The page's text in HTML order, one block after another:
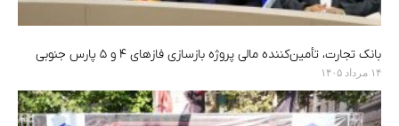
بانک تجارت، تأمین‌کننده مالی پروژه بازسازی فازهای ۴ و ۵ پارس جنوبی
۱۴ مرداد ۱۴۰۵